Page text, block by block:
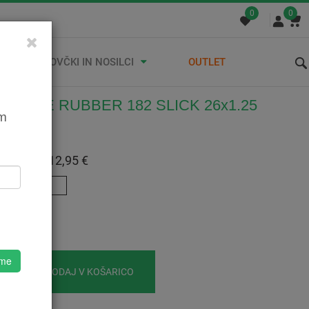
0 0
STREŠNI KOVČKI IN NOSILCI OUTLET
VEE RUBBER 182 SLICK 26x1.25
12,95 €
1.25
DODAJ V KOŠARICO